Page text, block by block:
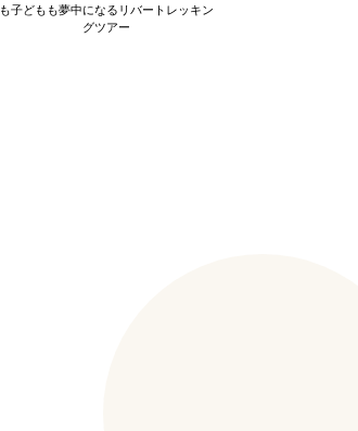
も子どもも夢中になるリバートレッキン
グツアー